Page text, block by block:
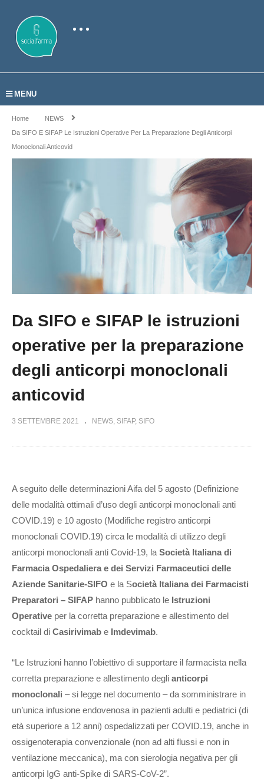
MENU
Home
NEWS
Da SIFO E SIFAP Le Istruzioni Operative Per La Preparazione Degli Anticorpi
Monoclonali Anticovid
Da SIFO e SIFAP le istruzioni
operative per la preparazione
degli anticorpi monoclonali
anticovid
3 SETTEMBRE 2021 NEWS SIFAP SIFO
A seguito delle determinazioni Aifa del 5 agosto (Definizione
delle modalità ottimali d’uso degli anticorpi monoclonali anti
COVID.19) e 10 agosto (Modifiche registro anticorpi
monoclonali COVID.19) circa le modalità di utilizzo degli
anticorpi monoclonali anti Covid-19, la Società Italiana di
Farmacia Ospedaliera e dei Servizi Farmaceutici delle
Aziende Sanitarie-SIFO e la Società Italiana dei Farmacisti
Preparatori – SIFAP hanno pubblicato le Istruzioni
Operative per la corretta preparazione e allestimento del
cocktail di Casirivimab e Imdevimab.
“Le Istruzioni hanno l’obiettivo di supportare il farmacista nella
corretta preparazione e allestimento degli anticorpi
monoclonali – si legge nel documento – da somministrare in
un’unica infusione endovenosa in pazienti adulti e pediatrici (di
età superiore a 12 anni) ospedalizzati per COVID.19, anche in
ossigenoterapia convenzionale (non ad alti flussi e non in
ventilazione meccanica), ma con sierologia negativa per gli
anticorpi IgG anti-Spike di SARS-CoV-2”.